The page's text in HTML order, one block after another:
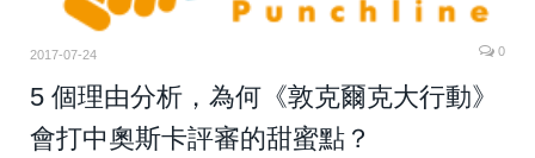
2017-07-24 0
5 個理由分析，為何《敦克爾克大行動》
會打中奧斯卡評審的甜蜜點？